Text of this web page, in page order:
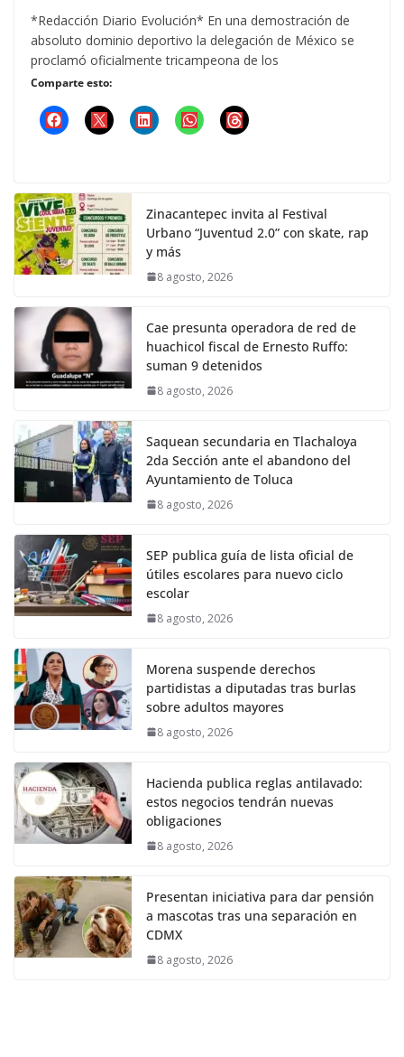
*Redacción Diario Evolución* En una demostración de
absoluto dominio deportivo la delegación de México se
proclamó oficialmente tricampeona de los
Comparte esto:
Zinacantepec invita al Festival
Urbano “Juventud 2.0” con skate, rap
y más
8 agosto, 2026
Cae presunta operadora de red de
huachicol fiscal de Ernesto Ruffo:
suman 9 detenidos
8 agosto, 2026
Saquean secundaria en Tlachaloya
2da Sección ante el abandono del
Ayuntamiento de Toluca
8 agosto, 2026
SEP publica guía de lista oficial de
útiles escolares para nuevo ciclo
escolar
8 agosto, 2026
Morena suspende derechos
partidistas a diputadas tras burlas
sobre adultos mayores
8 agosto, 2026
Hacienda publica reglas antilavado:
estos negocios tendrán nuevas
obligaciones
8 agosto, 2026
Presentan iniciativa para dar pensión
a mascotas tras una separación en
CDMX
8 agosto, 2026